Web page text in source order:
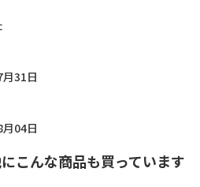
31日
04日
こんな商品も買っています